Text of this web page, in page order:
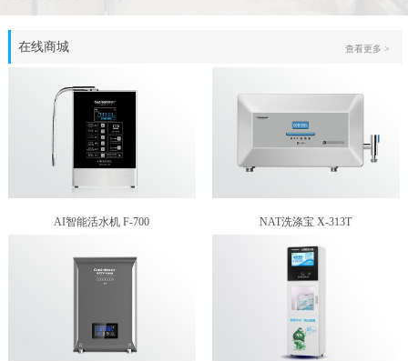
在线商城 查看更多 >
AI智能活水机 F-700 NAT洗涤宝 X-313T